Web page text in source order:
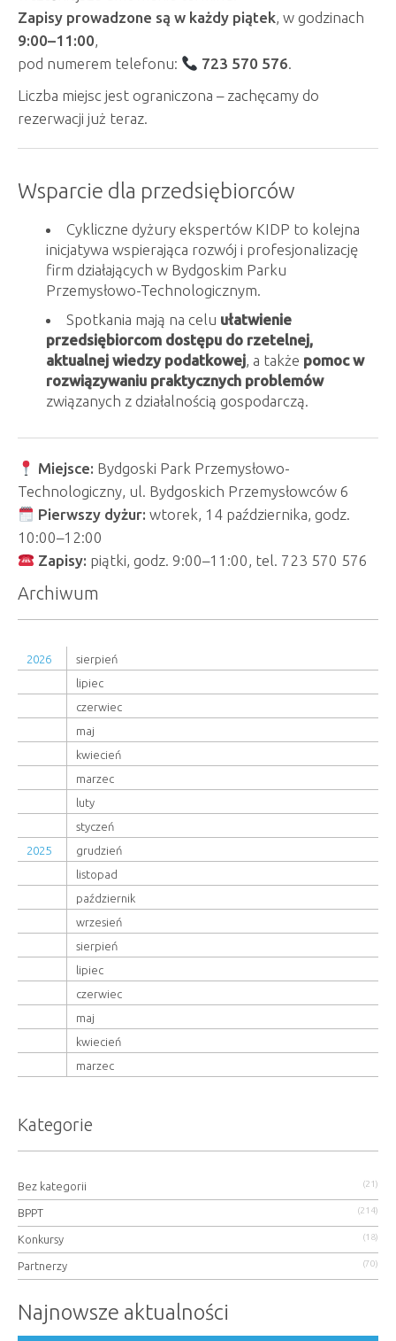
Zapisy prowadzone są w każdy piątek, w godzinach
9:00–11:00,
pod numerem telefonu:
723 570 576.
Liczba miejsc jest ograniczona – zachęcamy do
rezerwacji już teraz.
Wsparcie dla przedsiębiorców
Cykliczne dyżury ekspertów KIDP to kolejna
inicjatywa wspierająca rozwój i profesjonalizację
firm działających w Bydgoskim Parku
Przemysłowo-Technologicznym.
Spotkania mają na celu ułatwienie
przedsiębiorcom dostępu do rzetelnej,
aktualnej wiedzy podatkowej, a także pomoc w
rozwiązywaniu praktycznych problemów
związanych z działalnością gospodarczą.
Miejsce: Bydgoski Park Przemysłowo-
Technologiczny, ul. Bydgoskich Przemysłowców 6
Pierwszy dyżur: wtorek, 14 października, godz.
10:00–12:00
Zapisy: piątki, godz. 9:00–11:00, tel. 723 570 576
Archiwum
2026
sierpień
lipiec
czerwiec
maj
kwiecień
marzec
luty
styczeń
2025
grudzień
listopad
październik
wrzesień
sierpień
lipiec
czerwiec
maj
kwiecień
marzec
Kategorie
Bez kategorii (21)
BPPT (214)
Konkursy (18)
Partnerzy (70)
Najnowsze aktualności